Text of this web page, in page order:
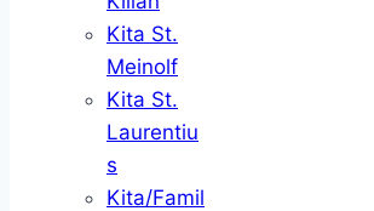
Kita St.
Meinolf
Kita St.
Laurentiu
s
Kita/Famil